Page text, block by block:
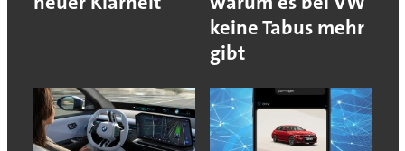
keine Tabus mehr
gibt